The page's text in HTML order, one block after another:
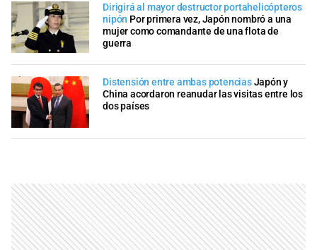
Dirigirá al mayor destructor portahelicópteros
nipón Por primera vez, Japón nombró a una
mujer como comandante de una flota de
guerra
Distensión entre ambas potenciasJapón y
China acordaron reanudar las visitas entre los
dos países